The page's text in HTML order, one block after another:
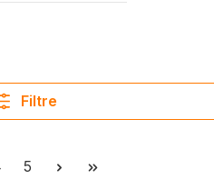
Filtre
Page
5